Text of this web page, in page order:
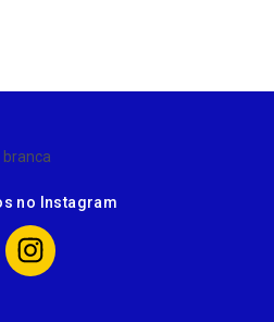
no Instagram